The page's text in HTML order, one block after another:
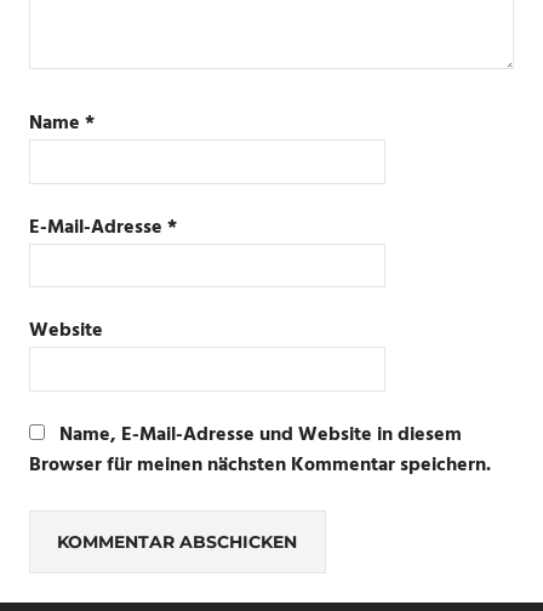
Name*
E-Mail-Adresse*
Website
Name, E-Mail-Adresse und Website in diesem
Browser für meinen nächsten Kommentar speichern.